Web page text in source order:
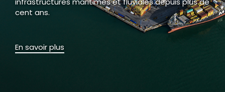
cent ans.
En savoir plus